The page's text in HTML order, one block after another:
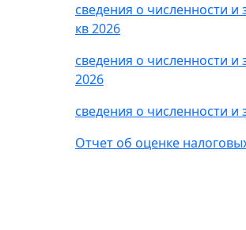
сведения о численности
кв 2026
сведения о численности и
2026
сведения о численности
Отчет об оценке